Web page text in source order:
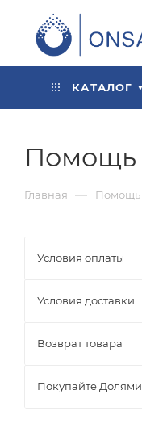
КАТАЛОГ
Помощь
Главная — Помощь
Условия оплаты
Условия доставки
Возврат товара
Покупайте Долями